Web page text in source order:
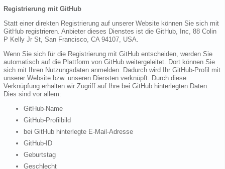
Registrierung mit GitHub
Statt einer direkten Registrierung auf unserer Website können Sie sich mit
GitHub registrieren. Anbieter dieses Dienstes ist die GitHub, Inc, 88 Colin
P Kelly Jr St, San Francisco, CA 94107, USA.
Wenn Sie sich für die Registrierung mit GitHub entscheiden, werden Sie
automatisch auf die Plattform von GitHub weitergeleitet. Dort können Sie
sich mit Ihren Nutzungsdaten anmelden. Dadurch wird Ihr GitHub-Profil mit
unserer Website bzw. unseren Diensten verknüpft. Durch diese
Verknüpfung erhalten wir Zugriff auf Ihre bei GitHub hinterlegten Daten.
Dies sind vor allem:
GitHub-Name
GitHub-Profilbild
bei GitHub hinterlegte E-Mail-Adresse
GitHub-ID
Geburtstag
Geschlecht